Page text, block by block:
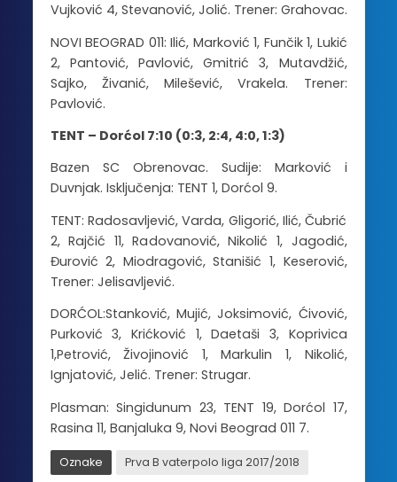
Vujković 4, Stevanović, Jolić. Trener: Grahovac.
NOVI BEOGRAD 011: Ilić, Marković 1, Funčik 1, Lukić
2, Pantović, Pavlović, Gmitrić 3, Mutavdžić,
Sajko, Živanić, Milešević, Vrakela. Trener:
Pavlović.
TENT – Dorćol 7:10 (0:3, 2:4, 4:0, 1:3)
Bazen SC Obrenovac. Sudije: Marković i
Duvnjak. Isključenja: TENT 1, Dorćol 9.
TENT: Radosavljević, Varda, Gligorić, Ilić, Čubrić
2, Rajčić 11, Radovanović, Nikolić 1, Jagodić,
Đurović 2, Miodragović, Stanišić 1, Keserović,
Trener: Jelisavljević.
DORĆOL:Stanković, Mujić, Joksimović, Ćivović,
Purković 3, Krićković 1, Daetaši 3, Koprivica
1,Petrović, Živojinović 1, Markulin 1, Nikolić,
Ignjatović, Jelić. Trener: Strugar.
Plasman: Singidunum 23, TENT 19, Dorćol 17,
Rasina 11, Banjaluka 9, Novi Beograd 011 7.
Oznake Prva B vaterpolo liga 2017/2018